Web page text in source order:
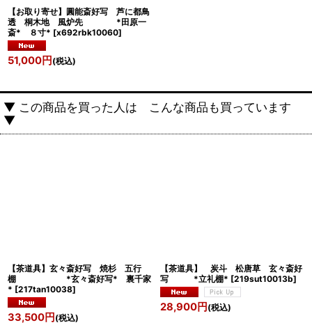
【お取り寄せ】圓能斎好写 芦に都鳥
透 桐木地 風炉先 *田原一
斎* ８寸* [x692rbk10060]
51,000円 (税込)
▼ この商品を買った人は こんな商品も買っています
▼
【茶道具】玄々斎好写 焼杉 五行
棚 *玄々斎好写* 裏千家
* [217tan10038]
33,500円 (税込)
【茶道具】 炭斗 松唐草 玄々斎好
写 *立礼棚* [219sut10013b]
28,900円 (税込)